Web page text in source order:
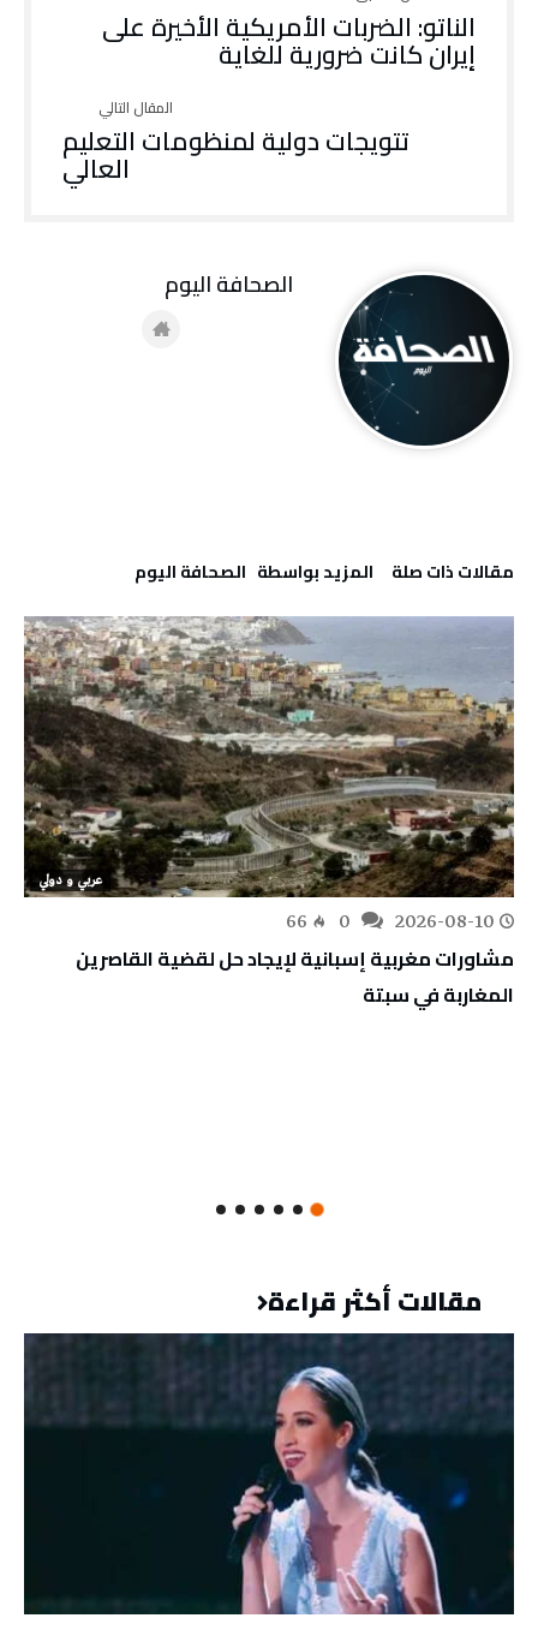
الناتو: الضربات الأمريكية الأخيرة على
إيران كانت ضرورية للغاية
تتويجات دولية لمنظومات التعليم
العالي
‫مقالات ذات صلة‬ ‫‫المزيد بواسطة‬ ‬ ‭ ‬الصحافة‭ ‬اليوم
عربي و دولي
2026-08-10
66
مشاورات مغربية إسبانية لإيجاد حل لقضية القاصرين
المغاربة في سبتة
مقالات أكثر قراءة